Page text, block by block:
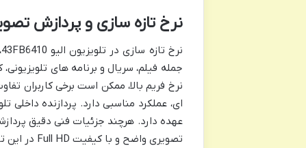
نرخ تازه سازی و پردازش
جمله فیلم، سریال و برنامه های
نرخ فریم بالا، ممکن است برخی کاربران
ای، عملکرد مناسبی دارد. پردازنده داخلی
عهده دارد. هرچند جزئیات فنی دقیق
تصویری واضح و با کیفیت Full HD در این تلویزیون، قابل قبول است.